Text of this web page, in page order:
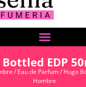
Bottled EDP
/ Eau de Parfum/ Hugo
Hombre